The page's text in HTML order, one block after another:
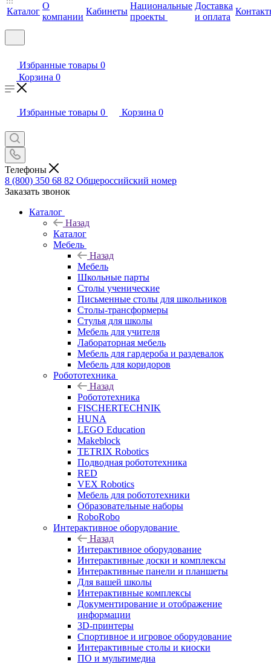
Каталог
О
компании
Кабинеты
Национальные
проекты
Доставка
и оплата
Избранные товары 0
Корзина 0
Избранные товары 0 Корзина 0
Телефоны
8 (800) 350 68 82 Общероссийский номер
Заказать звонок
Каталог
Назад
Каталог
Мебель
Назад
Мебель
Школьные парты
Столы ученические
Письменные столы для школьников
Столы-трансформеры
Стулья для школы
Мебель для учителя
Лабораторная мебель
Мебель для гардероба и раздевалок
Мебель для коридоров
Робототехника
Назад
Робототехника
FISCHERTECHNIK
HUNA
LEGO Education
Makeblock
TETRIX Robotics
Подводная робототехника
RED
VEX Robotics
Мебель для робототехники
Образовательные наборы
RoboRobo
Интерактивное оборудование
Назад
Интерактивное оборудование
Интерактивные доски и комплексы
Интерактивные панели и планшеты
Для вашей школы
Интерактивные комплексы
Документирование и отображение
информации
3D-принтеры
Спортивное и игровое оборудование
Интерактивные столы и киоски
ПО и мультимедиа